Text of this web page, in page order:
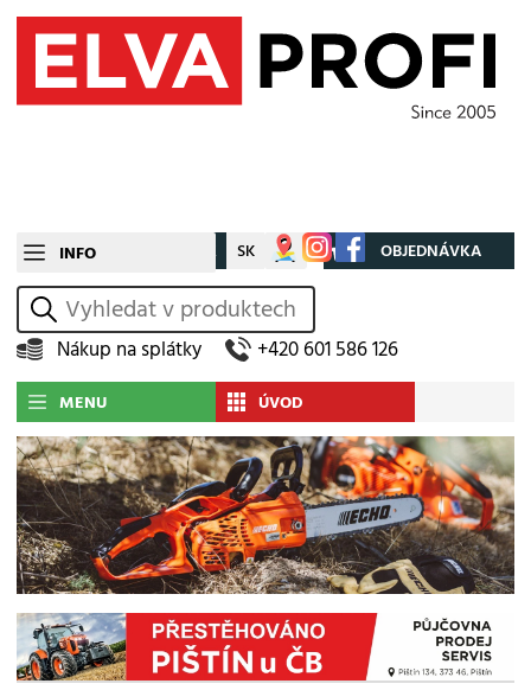
INFO CZ SK Můj účet OBJEDNÁVKA
vyhledat
Nákup na splátky +420 601 586 126
MENU ÚVOD